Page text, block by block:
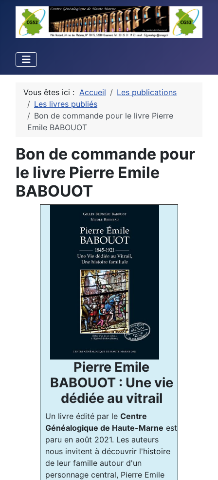
Vous êtes ici : Accueil
Les publications
Les livres publiés
Bon de commande pour le livre Pierre
Emile BABOUOT
Bon de commande pour
le livre Pierre Emile
BABOUOT
Pierre Emile
BABOUOT : Une vie
dédiée au vitrail
Un livre édité par le Centre
Généalogique de Haute-Marne est
paru en août 2021. Les auteurs
nous invitent à découvrir l'histoire
de leur famille autour d'un
personnage central, Pierre Emile